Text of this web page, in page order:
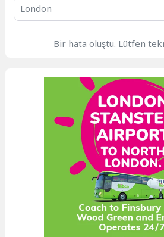
Bir hata oluştu. Lütfen